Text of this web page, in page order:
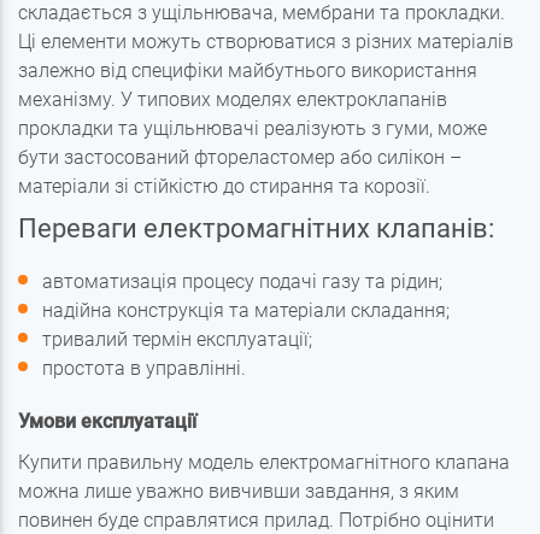
складається з ущільнювача, мембрани та прокладки.
Ці елементи можуть створюватися з різних матеріалів
залежно від специфіки майбутнього використання
механізму. У типових моделях електроклапанів
прокладки та ущільнювачі реалізують з гуми, може
бути застосований фтореластомер або силікон –
матеріали зі стійкістю до стирання та корозії.
Переваги електромагнітних клапанів:
автоматизація процесу подачі газу та рідин;
надійна конструкція та матеріали складання;
тривалий термін експлуатації;
простота в управлінні.
Умови експлуатації
Купити правильну модель електромагнітного клапана
можна лише уважно вивчивши завдання, з яким
повинен буде справлятися прилад. Потрібно оцінити